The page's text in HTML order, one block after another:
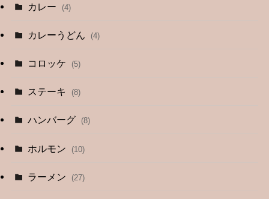
カレー (4)
カレーうどん (4)
コロッケ (5)
ステーキ (8)
ハンバーグ (8)
ホルモン (10)
ラーメン (27)